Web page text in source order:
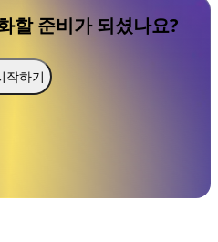
할 준비가 되셨나요?
작하기